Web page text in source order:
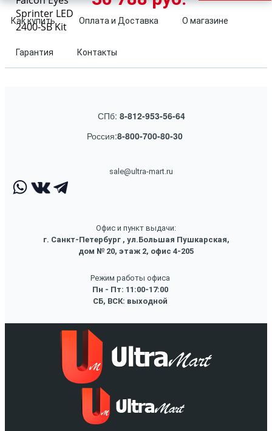
Как купить Оплата и Доставка О магазине
Гарантия Контакты
СПб: 8-812-953-56-64
Россия:8-800-700-80-30
sale@ultra-mart.ru
Офис и пункт выдачи:
г. Санкт-Петербург , ул.Большая Пушкарская,
дом № 20, этаж 2, офис 4-205
Режим работы офиса
Пн - Пт: 11:00-17:00
СБ, ВСК: выходной
Sprinter LED
2400-SB Kit